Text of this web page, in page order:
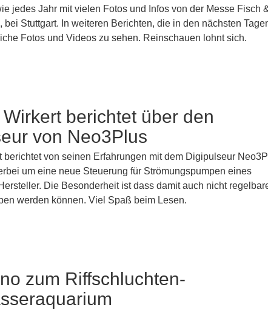
jedes Jahr mit vielen Fotos und Infos von der Messe Fisch
bei Stuttgart. In weiteren Berichten, die in den nächsten
Fotos und Videos zu sehen. Reinschauen lohnt sich.
berichtet über den
von Neo3Plus
berichtet von seinen Erfahrungen mit dem Digipulseur
um eine neue Steuerung für Strömungspumpen eines
Die Besonderheit ist dass damit auch nicht
werden können. Viel Spaß beim Lesen.
zum Riffschluchten-